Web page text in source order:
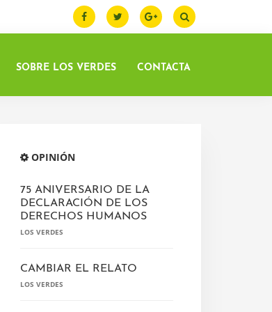
SOBRE LOS VERDES CONTACTA
lateralOPINIÓN
75 ANIVERSARIO DE LA
DECLARACIÓN DE LOS
DERECHOS HUMANOS
LOS VERDES
CAMBIAR EL RELATO
LOS VERDES